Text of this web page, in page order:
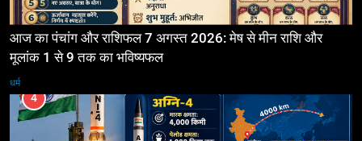
आज का पंचांग और राशिफल 7 अगस्त 2026: मेष से मीन राशि और
मूलांक 1 से 9 तक का भविष्यफल
धर्म
4